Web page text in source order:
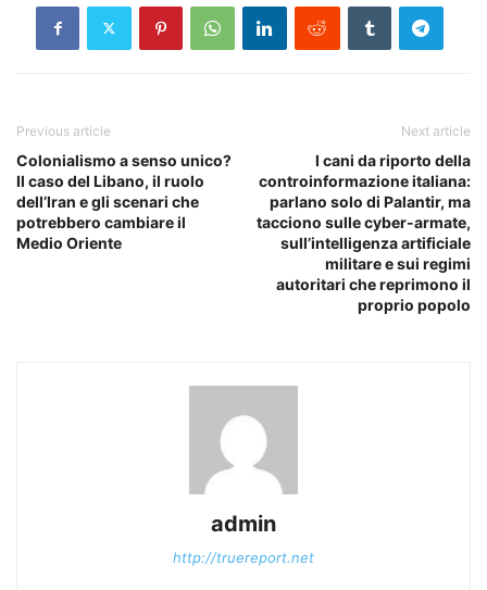
Previous article
Colonialismo a senso unico?
Il caso del Libano, il ruolo
dell’Iran e gli scenari che
potrebbero cambiare il
Medio Oriente
Next article
I cani da riporto della
controinformazione italiana:
parlano solo di Palantir, ma
tacciono sulle cyber-armate,
sull’intelligenza artificiale
militare e sui regimi
autoritari che reprimono il
proprio popolo
admin
http://truereport.net